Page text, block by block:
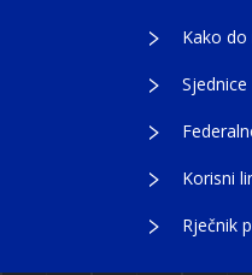
Kako
Sjednice
Korisni
Rječnik